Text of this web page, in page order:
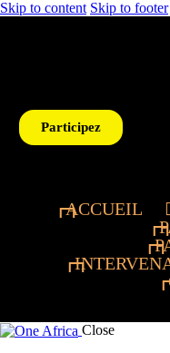
Skip to content Skip to footer
Participez
ACCUEIL
Close